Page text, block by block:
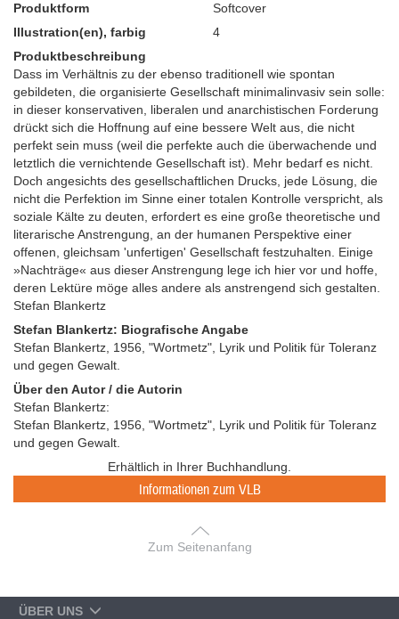
Produktform
Softcover
Illustration(en), farbig
4
Produktbeschreibung
Dass im Verhältnis zu der ebenso traditionell wie spontan
gebildeten, die organisierte Gesellschaft minimalinvasiv sein solle:
in dieser konservativen, liberalen und anarchistischen Forderung
drückt sich die Hoffnung auf eine bessere Welt aus, die nicht
perfekt sein muss (weil die perfekte auch die überwachende und
letztlich die vernichtende Gesellschaft ist). Mehr bedarf es nicht.
Doch angesichts des gesellschaftlichen Drucks, jede Lösung, die
nicht die Perfektion im Sinne einer totalen Kontrolle verspricht, als
soziale Kälte zu deuten, erfordert es eine große theoretische und
literarische Anstrengung, an der humanen Perspektive einer
offenen, gleichsam 'unfertigen' Gesellschaft festzuhalten. Einige
»Nachträge« aus dieser Anstrengung lege ich hier vor und hoffe,
deren Lektüre möge alles andere als anstrengend sich gestalten.
Stefan Blankertz
Stefan Blankertz: Biografische Angabe
Stefan Blankertz, 1956, "Wortmetz", Lyrik und Politik für Toleranz
und gegen Gewalt.
Über den Autor / die Autorin
Stefan Blankertz:
Stefan Blankertz, 1956, "Wortmetz", Lyrik und Politik für Toleranz
und gegen Gewalt.
Erhältlich in Ihrer Buchhandlung.
Informationen zum VLB
Zum Seitenanfang
ÜBER UNS